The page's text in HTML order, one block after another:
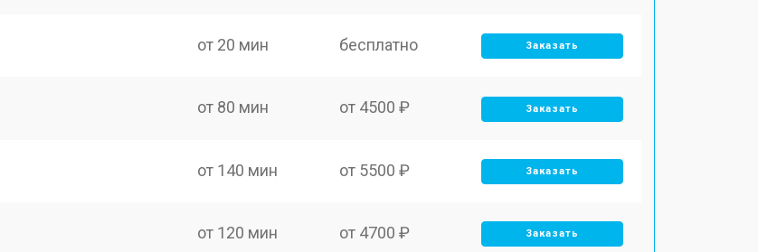
от 20 мин бесплатно Заказать
от 80 мин от 4500 ₽ Заказать
от 140 мин от 5500 ₽ Заказать
от 120 мин от 4700 ₽ Заказать